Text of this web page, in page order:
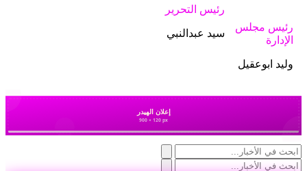
رئيس مجلس
الإدارة
وليد ابوعقيل
رئيس التحرير
سيد عبدالنبي